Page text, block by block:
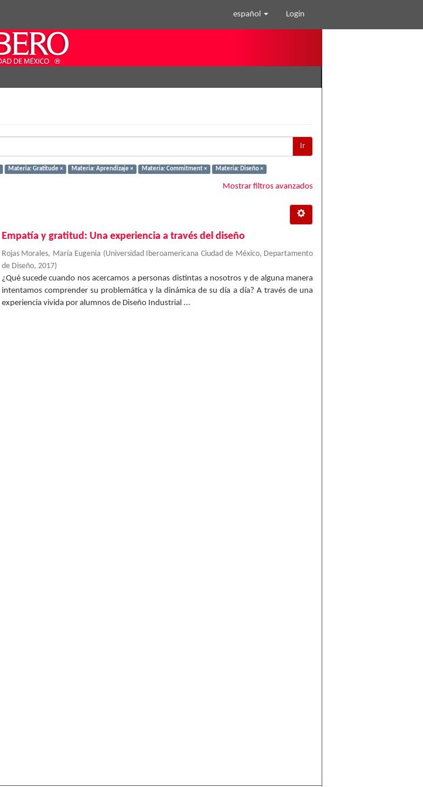
español Login
Ir
Materia: Gratitude × Materia: Aprendizaje × Materia: Commitment × Materia: Diseño ×
Mostrar filtros avanzados
Empatía y gratitud: Una experiencia a través del diseño
Rojas Morales, María Eugenia (Universidad Iberoamericana Ciudad de México, Departamento
de Diseño, 2017)
¿Qué sucede cuando nos acercamos a personas distintas a nosotros y de alguna manera
intentamos comprender su problemática y la dinámica de su día a día? A través de una
experiencia vivida por alumnos de Diseño Industrial ...